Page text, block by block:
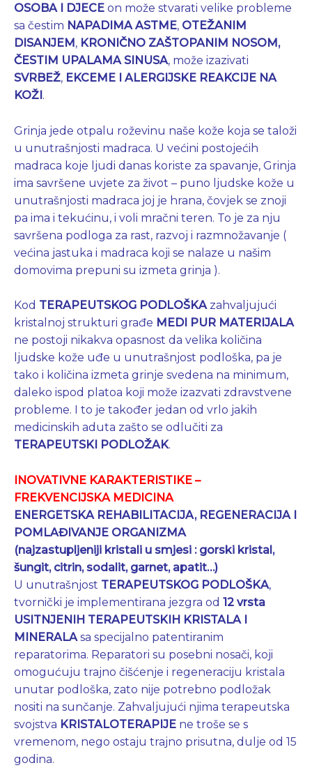
OSOBA I DJECE on može stvarati velike probleme
sa čestim NAPADIMA ASTME, OTEŽANIM
DISANJEM, KRONIČNO ZAŠTOPANIM NOSOM,
ČESTIM UPALAMA SINUSA, može izazivati
SVRBEŽ, EKCEME I ALERGIJSKE REAKCIJE NA
KOŽI.
Grinja jede otpalu roževinu naše kože koja se taloži
u unutrašnjosti madraca. U većini postojećih
madraca koje ljudi danas koriste za spavanje, Grinja
ima savršene uvjete za život – puno ljudske kože u
unutrašnjosti madraca joj je hrana, čovjek se znoji
pa ima i tekućinu, i voli mračni teren. To je za nju
savršena podloga za rast, razvoj i razmnožavanje (
većina jastuka i madraca koji se nalaze u našim
domovima prepuni su izmeta grinja ).
Kod TERAPEUTSKOG PODLOŠKAzahvaljujući
kristalnoj strukturi građe MEDI PUR MATERIJALA
ne postoji nikakva opasnost da velika količina
ljudske kože uđe u unutrašnjost podloška, pa je
tako i količina izmeta grinje svedena na minimum,
daleko ispod platoa koji može izazvati zdravstvene
probleme. I to je također jedan od vrlo jakih
medicinskih aduta zašto se odlučiti za
TERAPEUTSKI PODLOŽAK.
INOVATIVNE KARAKTERISTIKE –
FREKVENCIJSKA MEDICINA
ENERGETSKA REHABILITACIJA, REGENERACIJA I
POMLAĐIVANJE ORGANIZMA
(najzastupljeniji kristali u smjesi : gorski kristal,
šungit, citrin, sodalit, garnet, apatit…)
U unutrašnjost TERAPEUTSKOG PODLOŠKA,
tvornički je implementirana jezgra od 12 vrsta
USITNJENIH TERAPEUTSKIH KRISTALA I
MINERALA sa specijalno patentiranim
reparatorima. Reparatori su posebni nosači, koji
omogućuju trajno čišćenje i regeneraciju kristala
unutar podloška, zato nije potrebno podložak
nositi na sunčanje. Zahvaljujući njima terapeutska
svojstva KRISTALOTERAPIJE ne troše se s
vremenom, nego ostaju trajno prisutna, dulje od 15
godina.